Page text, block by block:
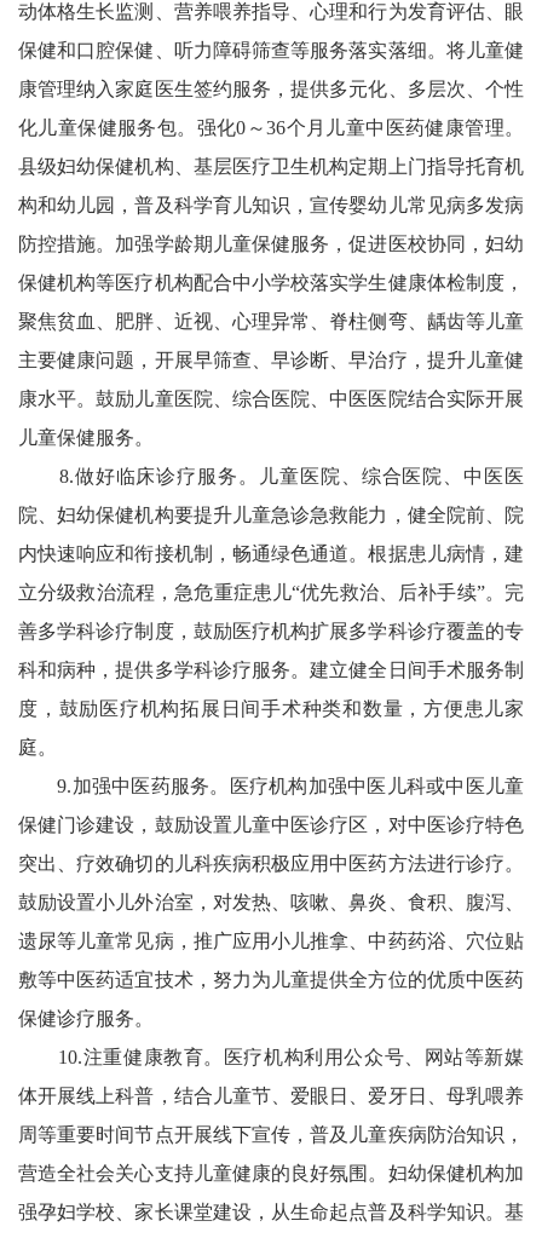
动体格生长监测、营养喂养指导、心理和行为发育评估、眼
保健和口腔保健、听力障碍筛查等服务落实落细。将儿童健
康管理纳入家庭医生签约服务，提供多元化、多层次、个性
化儿童保健服务包。强化0～36个月儿童中医药健康管理。
县级妇幼保健机构、基层医疗卫生机构定期上门指导托育机
构和幼儿园，普及科学育儿知识，宣传婴幼儿常见病多发病
防控措施。加强学龄期儿童保健服务，促进医校协同，妇幼
保健机构等医疗机构配合中小学校落实学生健康体检制度，
聚焦贫血、肥胖、近视、心理异常、脊柱侧弯、龋齿等儿童
主要健康问题，开展早筛查、早诊断、早治疗，提升儿童健
康水平。鼓励儿童医院、综合医院、中医医院结合实际开展
儿童保健服务。
8.做好临床诊疗服务。儿童医院、综合医院、中医医
院、妇幼保健机构要提升儿童急诊急救能力，健全院前、院
内快速响应和衔接机制，畅通绿色通道。根据患儿病情，建
立分级救治流程，急危重症患儿“优先救治、后补手续”。完
善多学科诊疗制度，鼓励医疗机构扩展多学科诊疗覆盖的专
科和病种，提供多学科诊疗服务。建立健全日间手术服务制
度，鼓励医疗机构拓展日间手术种类和数量，方便患儿家
庭。
9.加强中医药服务。医疗机构加强中医儿科或中医儿童
保健门诊建设，鼓励设置儿童中医诊疗区，对中医诊疗特色
突出、疗效确切的儿科疾病积极应用中医药方法进行诊疗。
鼓励设置小儿外治室，对发热、咳嗽、鼻炎、食积、腹泻、
遗尿等儿童常见病，推广应用小儿推拿、中药药浴、穴位贴
敷等中医药适宜技术，努力为儿童提供全方位的优质中医药
保健诊疗服务。
10.注重健康教育。医疗机构利用公众号、网站等新媒
体开展线上科普，结合儿童节、爱眼日、爱牙日、母乳喂养
周等重要时间节点开展线下宣传，普及儿童疾病防治知识，
营造全社会关心支持儿童健康的良好氛围。妇幼保健机构加
强孕妇学校、家长课堂建设，从生命起点普及科学知识。基